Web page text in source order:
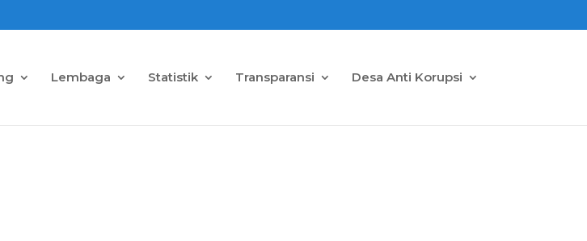
Lembaga Statistik Transparansi Desa Anti Korupsi